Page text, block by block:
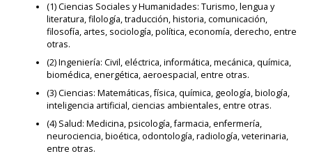
(1) Ciencias Sociales y Humanidades: Turismo, lengua y
literatura, filología, traducción, historia, comunicación,
filosofía, artes, sociología, política, economía, derecho, entre
otras.
(2) Ingeniería: Civil, eléctrica, informática, mecánica, química,
biomédica, energética, aeroespacial, entre otras.
(3) Ciencias: Matemáticas, física, química, geología, biología,
inteligencia artificial, ciencias ambientales, entre otras.
(4) Salud: Medicina, psicología, farmacia, enfermería,
neurociencia, bioética, odontología, radiología, veterinaria,
entre otras.